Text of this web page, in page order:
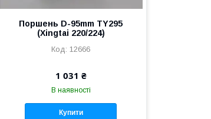
Поршень D-95mm TY295
(Xingtai 220/224)
12666
1 031 ₴
В наявності
Купити